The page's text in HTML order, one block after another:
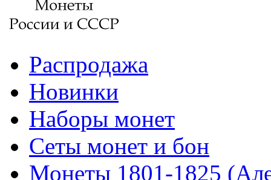
Распродажа
Новинки
Наборы монет
Сеты монет и бон
Монеты 1801-1825